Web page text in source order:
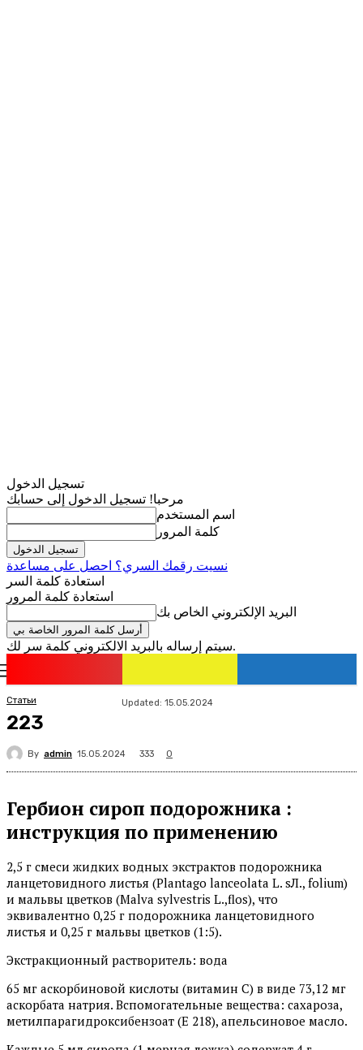
تسجيل الدخول
مرحبا! تسجيل الدخول إلى حسابك
اسم المستخدم
كلمة المرور
نسيت رقمك السري؟ احصل على مساعدة
استعادة كلمة السر
استعادة كلمة المرور
البريد الإلكتروني الخاص بك
سيتم إرساله بالبريد الالكتروني كلمة سر لك.
Статьи Updated: 15.05.2024
223
By admin 15.05.2024 333 0
Гербион сироп подорожника :
инструкция по применению
2,5 г смеси жидких водных экстрактов подорожника
ланцетовидного листья (Plantago lanceolata L. sЛ., folium)
и мальвы цветков (Malva sylvestris L.,flos), что
эквивалентно 0,25 г подорожника ланцетовидного
листья и 0,25 г мальвы цветков (1:5).
Экстракционный растворитель: вода
65 мг аскорбиновой кислоты (витамин С) в виде 73,12 мг
аскорбата натрия. Вспомогательные вещества: сахароза,
метилпарагидроксибензоат (Е 218), апельсиновое масло.